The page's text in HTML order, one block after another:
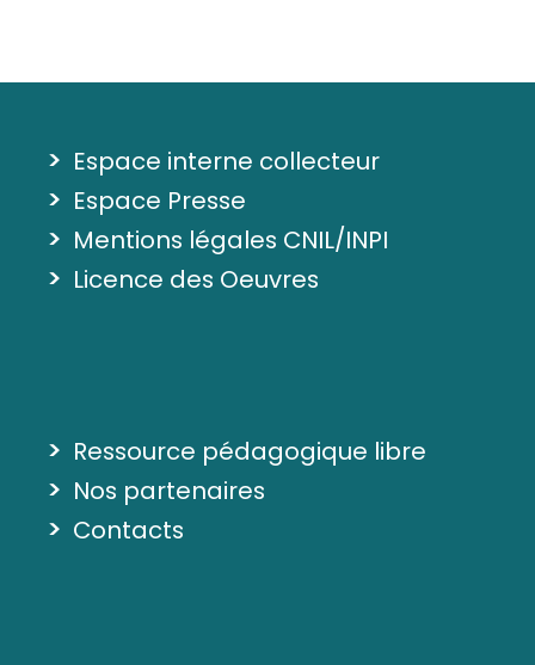
> Espace interne collecteur
> Espace Presse
> Mentions légales CNIL/INPI
> Licence des Oeuvres
> Ressource pédagogique libre
> Nos partenaires
> Contacts